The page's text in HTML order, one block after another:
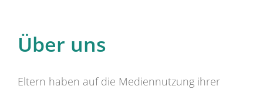
Über uns
Eltern haben auf die Mediennutzung ihrer